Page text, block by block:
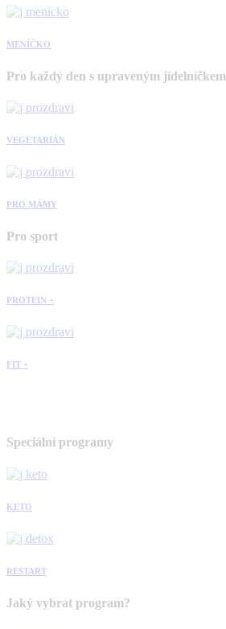
MENÍČKO
Pro každý den s upraveným jídelníčkem
VEGETARIÁN
PRO MÁMY
Pro sport
PROTEIN +
FIT +
Speciální programy
KETO
RESTART
Jaký vybrat program?